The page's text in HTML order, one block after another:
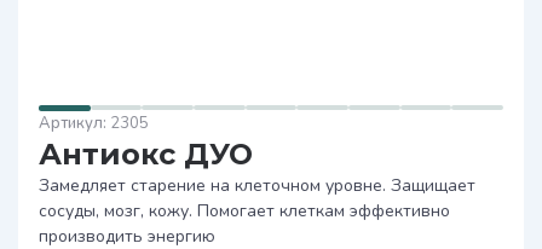
Антиокс ДУО
Замедляет старение на клеточном уровне. Защищает
сосуды, мозг, кожу. Помогает клеткам эффективно
производить энергию
2305